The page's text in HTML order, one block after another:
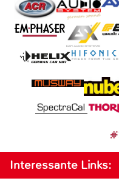
Interessante Links: